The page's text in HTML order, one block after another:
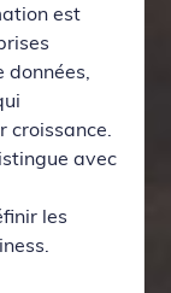
est
données,
croissance.
avec
les